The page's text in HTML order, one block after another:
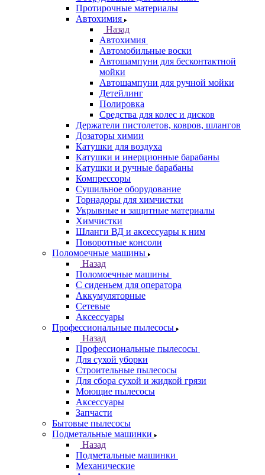
Протирочные материалы
Автохимия
Назад
Автохимия
Автомобильные воски
Автошампуни для бесконтактной
мойки
Автошампуни для ручной мойки
Детейлинг
Полировка
Средства для колес и дисков
Держатели пистолетов, ковров, шлангов
Дозаторы химии
Катушки для воздуха
Катушки и инерционные барабаны
Катушки и ручные барабаны
Компрессоры
Сушильное оборудование
Торнадоры для химчистки
Укрывные и защитные материалы
Химчистки
Шланги ВД и аксессуары к ним
Поворотные консоли
Поломоечные машины
Назад
Поломоечные машины
С сиденьем для оператора
Аккумуляторные
Сетевые
Аксессуары
Профессиональные пылесосы
Назад
Профессиональные пылесосы
Для сухой уборки
Строительные пылесосы
Для сбора сухой и жидкой грязи
Моющие пылесосы
Аксессуары
Запчасти
Бытовые пылесосы
Подметальные машинки
Назад
Подметальные машинки
Механические